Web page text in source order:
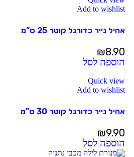
Add to wishlist
אהיל נייר כדורגל קוטר 25 ס”מ
₪8.90
הוספה לסל
Quick view
Add to wishlist
אהיל נייר כדורגל קוטר 30 ס”מ
₪9.90
הוספה לסל